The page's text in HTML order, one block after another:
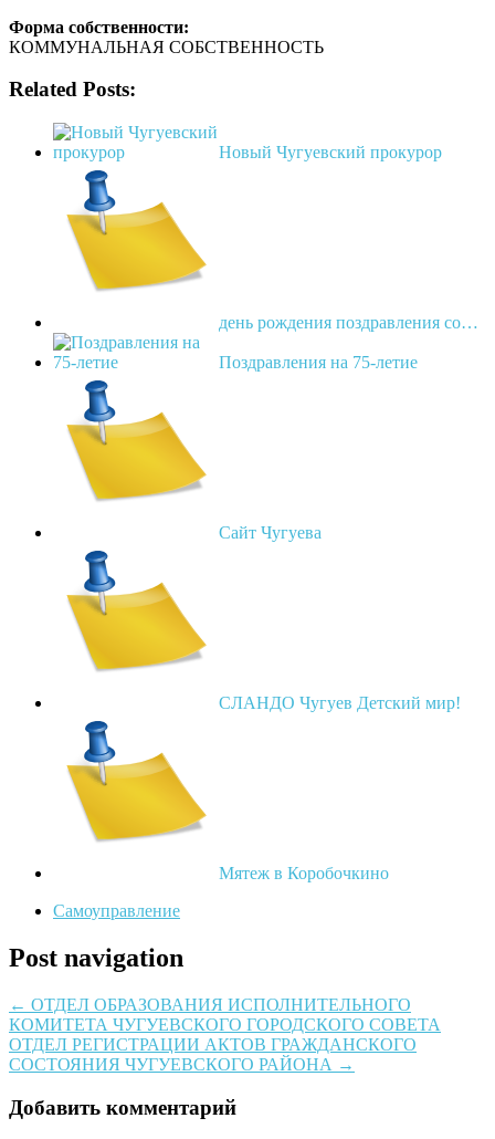
Форма собственности:
КОММУНАЛЬНАЯ СОБСТВЕННОСТЬ
Related Posts:
Новый Чугуевский прокурор
день рождения поздравления со…
Поздравления на 75-летие
Сайт Чугуева
СЛАНДО Чугуев Детский мир!
Мятеж в Коробочкино
Самоуправление
Post navigation
← ОТДЕЛ ОБРАЗОВАНИЯ ИСПОЛНИТЕЛЬНОГО
КОМИТЕТА ЧУГУЕВСКОГО ГОРОДСКОГО СОВЕТА
ОТДЕЛ РЕГИСТРАЦИИ АКТОВ ГРАЖДАНСКОГО
СОСТОЯНИЯ ЧУГУЕВСКОГО РАЙОНА →
Добавить комментарий